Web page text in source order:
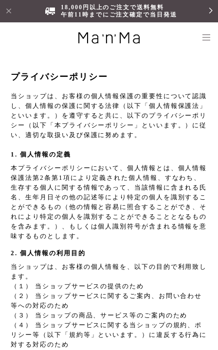
18,000円以上のご注文で送料無料
午前11時までにご注文確定で当日発送
プライバシーポリシー
当ショップは、お客様の個人情報保護の重要性について認識
し、個人情報の保護に関する法律（以下「個人情報保護法」
といいます。）を遵守すると共に、以下のプライバシーポリ
シー（以下「本プライバシーポリシー」といいます。）に従
い、適切な取扱い及び保護に努めます。
1. 個人情報の定義
本プライバシーポリシーにおいて、個人情報とは、個人情報
保護法第2条第1項により定義された個人情報、すなわち、
生存する個人に関する情報であって、当該情報に含まれる氏
名、生年月日その他の記述等により特定の個人を識別するこ
とができるもの（他の情報と容易に照合することができ、そ
れにより特定の個人を識別することができることとなるもの
を含みます。）、もしくは個人識別符号が含まれる情報を意
味するものとします。
2. 個人情報の利用目的
当ショップは、お客様の個人情報を、以下の目的で利用致し
ます。
（１） 当ショップサービスの提供のため
（２） 当ショップサービスに関するご案内、お問い合わせ
等への対応のため
（３） 当ショップの商品、サービス等のご案内のため
（４） 当ショップサービスに関する当ショップの規約、ポ
リシー等（以下「規約等」といいます。）に違反する行為に
対する対応のため